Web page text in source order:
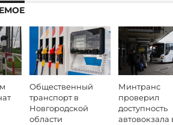
Общественный
транспорт в
Новгородской
области
Минтранс
проверил
доступность
автовокзала